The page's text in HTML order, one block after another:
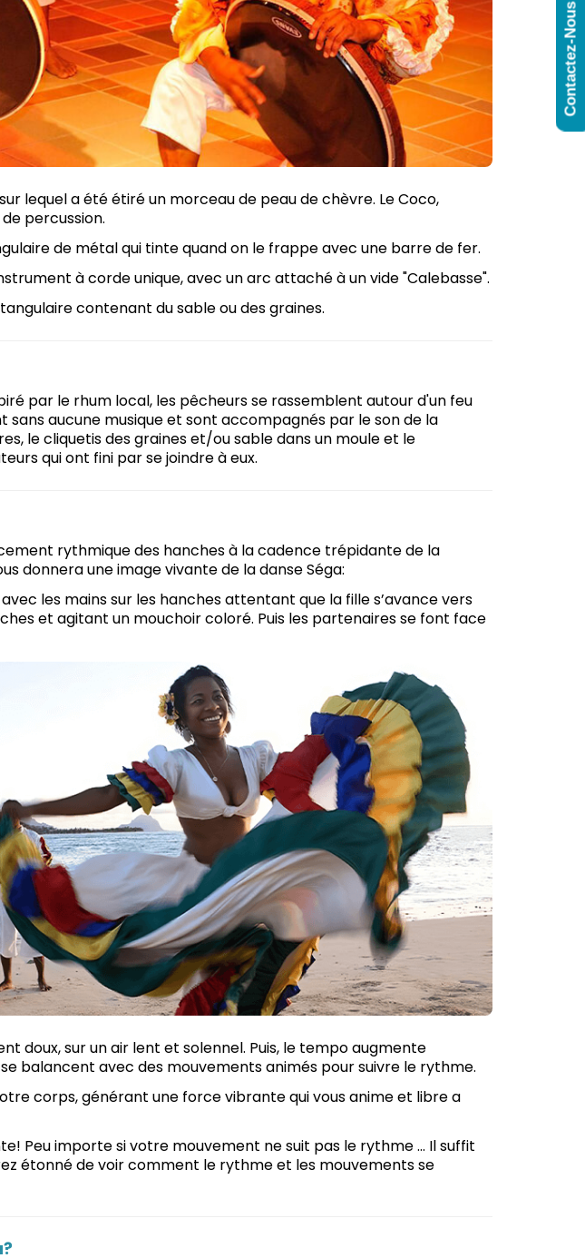
lequel a été étiré un morceau de peau de chèvre. Le Coco,
percussion.
de métal qui tinte quand on le frappe avec une barre de fer.
à corde unique, avec un arc attaché à un vide "Calebasse".
contenant du sable ou des graines.
par le rhum local, les pêcheurs se rassemblent autour d'un feu
sans aucune musique et sont accompagnés par le son de la
le cliquetis des graines et/ou sable dans un moule et le
qui ont fini par se joindre à eux.
rythmique des hanches à la cadence trépidante de la
donnera une image vivante de la danse Séga:
les mains sur les hanches attentant que la fille s’avance vers
et agitant un mouchoir coloré. Puis les partenaires se font face
doux, sur un air lent et solennel. Puis, le tempo augmente
balancent avec des mouvements animés pour suivre le rythme.
corps, générant une force vibrante qui vous anime et libre a
Peu importe si votre mouvement ne suit pas le rythme ... Il suffit
étonné de voir comment le rythme et les mouvements se
Contactez-Nous